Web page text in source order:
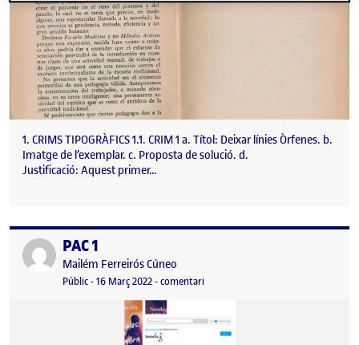
1. CRIMS TIPOGRÀFICS 1.1. CRIM 1 a. Títol: Deixar línies Òrfenes. b.
Imatge de l’exemplar. c. Proposta de solució. d.
Justificació: Aquest primer…
Publicat perPAC 1
Publicat per
Mailém Ferreirós Cúneo
Visibilitat:
Públic-Data de publicació
16 Març 2022-comentariel PAC 1